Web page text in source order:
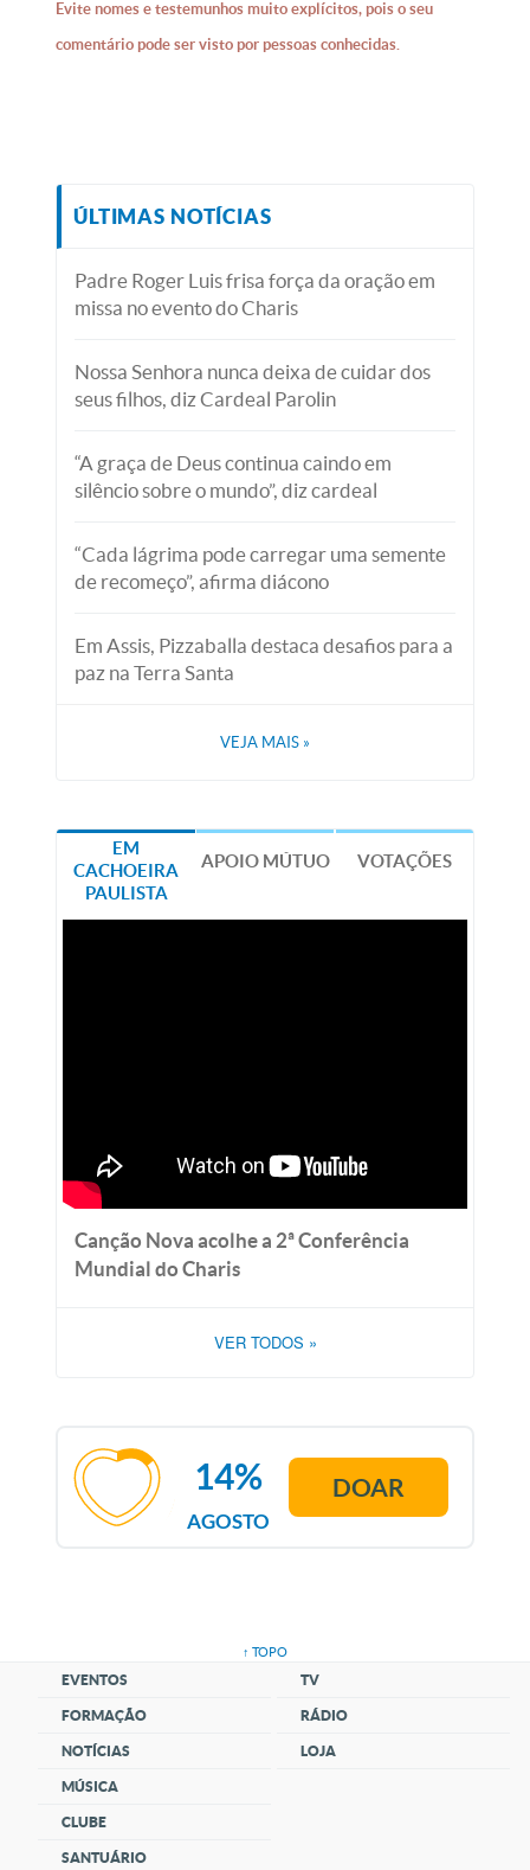
Evite nomes e testemunhos muito explícitos, pois o seu
comentário pode ser visto por pessoas conhecidas.
ÚLTIMAS NOTÍCIAS
Padre Roger Luis frisa força da oração em
missa no evento do Charis
Nossa Senhora nunca deixa de cuidar dos
seus filhos, diz Cardeal Parolin
“A graça de Deus continua caindo em
silêncio sobre o mundo”, diz cardeal
“Cada lágrima pode carregar uma semente
de recomeço”, afirma diácono
Em Assis, Pizzaballa destaca desafios para a
paz na Terra Santa
VEJA MAIS »
EM
CACHOEIRA
PAULISTA
APOIO MÚTUO VOTAÇÕES
Canção Nova acolhe a 2ª Conferência
Mundial do Charis
VER TODOS »
AGOSTO
14% DOAR
↑ TOPO
EVENTOS
FORMAÇÃO
NOTÍCIAS
MÚSICA
CLUBE
SANTUÁRIO
TV
RÁDIO
LOJA